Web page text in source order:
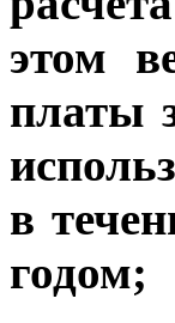
этом
платы
в
годом;